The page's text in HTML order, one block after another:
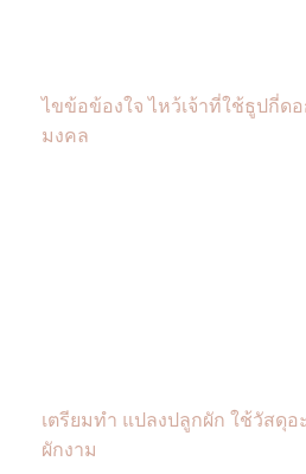
ไขข้อข้องใจ ไหว้เจ้าที่ใช้ธูปกี่ด
มงคล
เตรียมทำ แปลงปลูกผัก ใช้วัสดุ
ผักงาม